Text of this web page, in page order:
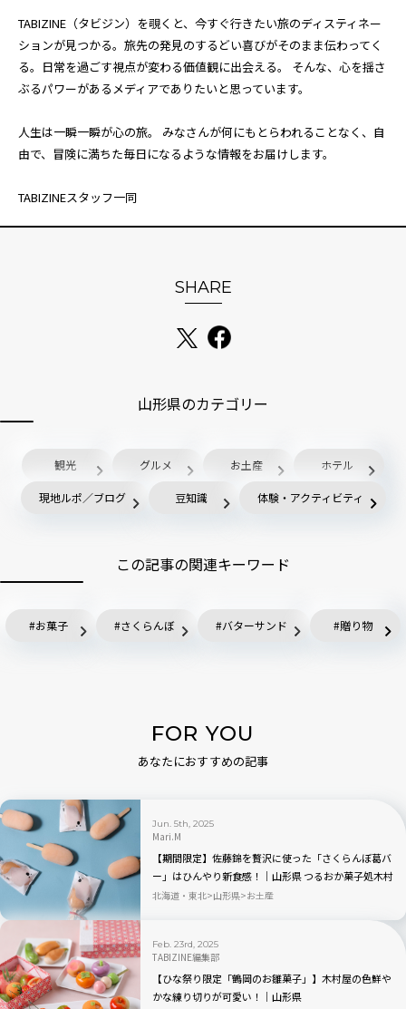
TABIZINE（タビジン）を覗くと、今すぐ行きたい旅のディスティネー
ションが見つかる。旅先の発見のするどい喜びがそのまま伝わってく
る。日常を過ごす視点が変わる価値観に出会える。 そんな、心を揺さ
ぶるパワーがあるメディアでありたいと思っています。
人生は一瞬一瞬が心の旅。 みなさんが何にもとらわれることなく、自
由で、冒険に満ちた毎日になるような情報をお届けします。
TABIZINEスタッフ一同
SHARE
山形県のカテゴリー
観光 グルメ お土産 ホテル
現地ルポ／ブログ 豆知識 体験・アクティビティ
この記事の関連キーワード
お菓子 さくらんぼ バターサンド 贈り物
FOR YOU
あなたにおすすめの記事
Jun. 5th, 2025
Mari.M
【期間限定】佐藤錦を贅沢に使った「さくらんぼ葛バ
ー」はひんやり新食感！｜山形県 つるおか菓子処木村
屋
北海道・東北 山形県 お土産
Feb. 23rd, 2025
TABIZINE編集部
【ひな祭り限定「鶴岡のお雛菓子」】木村屋の色鮮や
かな練り切りが可愛い！｜山形県